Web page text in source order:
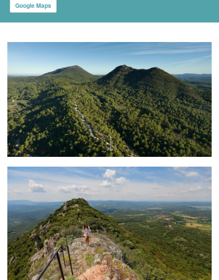
Google Maps